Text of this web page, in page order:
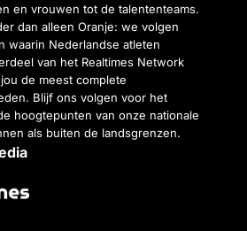
en vrouwen tot de talententeams.
dan alleen Oranje: we volgen
waarin Nederlandse atleten
van het Realtimes Network
de meest complete
Blijf ons volgen voor het
hoogtepunten van onze nationale
als buiten de landsgrenzen.